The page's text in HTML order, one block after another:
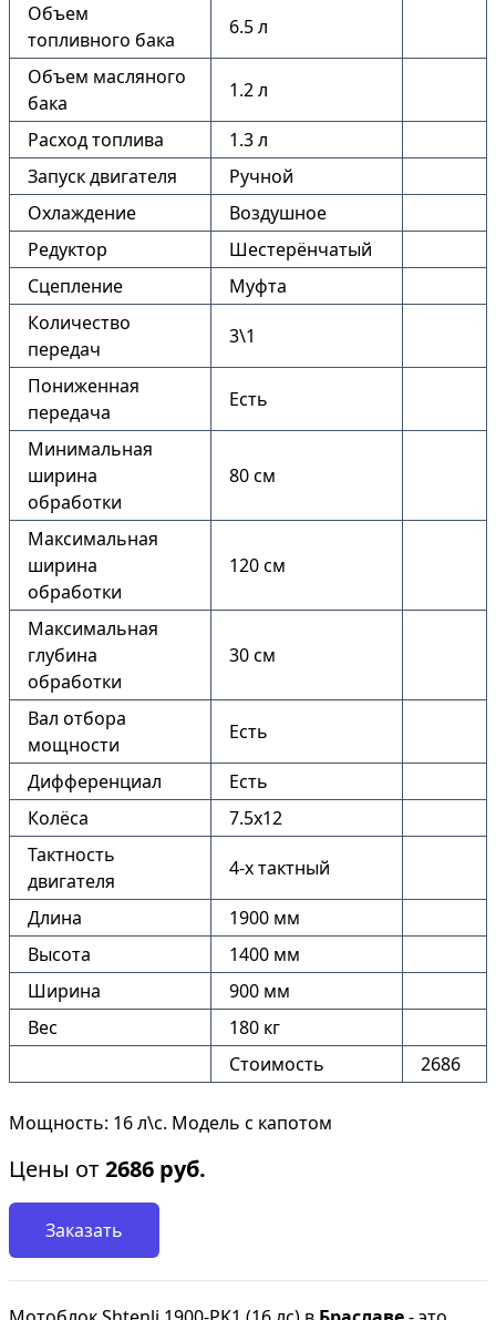
Объем
топливного бака
6.5 л
Объем масляного
бака
1.2 л
Расход топлива
1.3 л
Запуск двигателя
Ручной
Охлаждение
Воздушное
Редуктор
Шестерёнчатый
Сцепление
Муфта
Количество
передач
3\1
Пониженная
передача
Есть
Минимальная
ширина
обработки
80 см
Максимальная
ширина
обработки
120 см
Максимальная
глубина
обработки
30 см
Вал отбора
мощности
Есть
Дифференциал
Есть
Колёса
7.5х12
Тактность
двигателя
4-х тактный
Длина
1900 мм
Высота
1400 мм
Ширина
900 мм
Вес
180 кг
Стоимость
2686
Мощность: 16 л\с. Модель с капотом
Цены от2686 руб.
Заказать